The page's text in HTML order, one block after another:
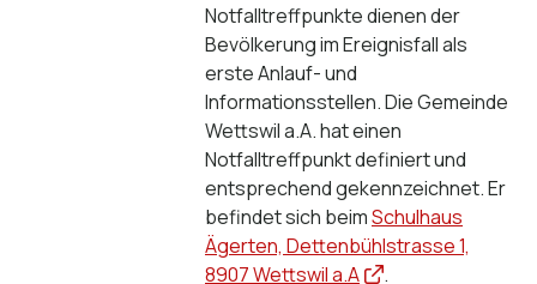
Notfalltreffpunkte dienen der
Bevölkerung im Ereignisfall als
erste Anlauf- und
Informationsstellen. Die Gemeinde
Wettswil a.A. hat einen
Notfalltreffpunkt definiert und
entsprechend gekennzeichnet. Er
befindet sich beimSchulhaus
Ägerten, Dettenbühlstrasse 1,
8907 Wettswil a.A
.